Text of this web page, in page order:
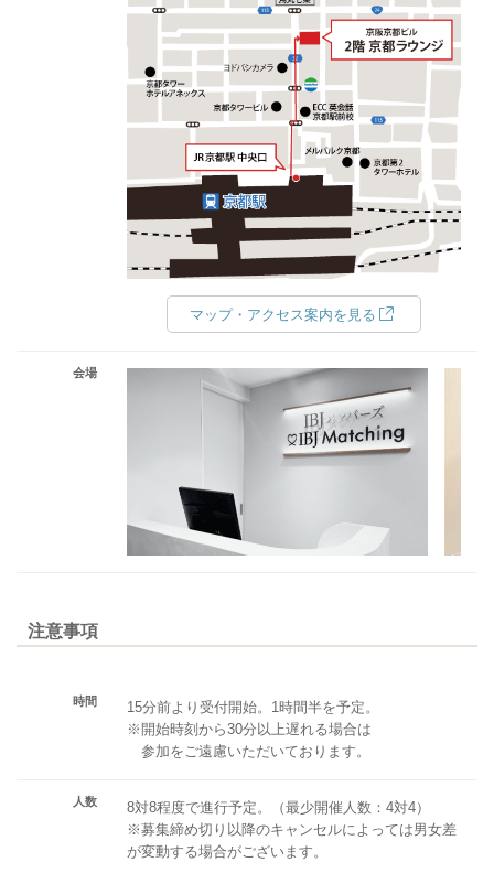
マップ・アクセス案内を見る
会場
注意事項
時間
15分前より受付開始。1時間半を予定。
※開始時刻から30分以上遅れる場合は
参加をご遠慮いただいております。
人数
8対8程度で進行予定。（最少開催人数：4対4）
※募集締め切り以降のキャンセルによっては男女差
が変動する場合がございます。